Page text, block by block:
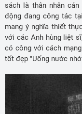
sách là thân nhân
động đang công tác
mang ý nghĩa thiết
với các Anh hùng liệt
có công với cách
tốt đẹp "Uống nước